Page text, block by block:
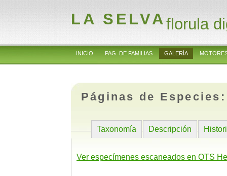
LA SELVAflorula
INICIO PAG. DE FAMILIAS GALERÍA
Páginas de
Taxonomía Descripción
Ver especímenes escaneados en OTS